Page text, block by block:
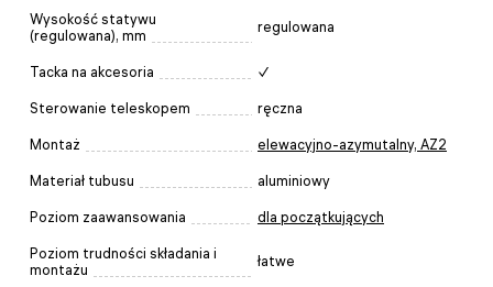
Wysokość statywu
(regulowana), mm
regulowana
Tacka na akcesoria ✓
Sterowanie teleskopem ręczna
Montaż elewacyjno-azymutalny, AZ2
Materiał tubusu aluminiowy
Poziom zaawansowania dla początkujących
Poziom trudności składania i
montażu
łatwe